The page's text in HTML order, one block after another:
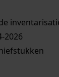
2026